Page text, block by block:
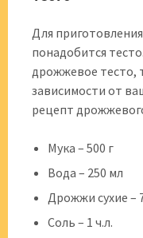
Для
понадобится
дрожжевое тесто,
зависимости от
рецепт
Мука – 500 г
Вода – 250 мл
Дрожжи сухие –
Соль – 1 ч.л.